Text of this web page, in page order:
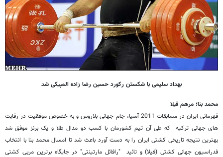
بهداد سلیمی با شکستن رکورد حسین رضا زاده المپیکی شد
محمد بنا؛ مرهم فیلا
قهرمانی ایران در مسابقات 2011 آسیا، جام جهانی بلاروس و به خصوص موفقیت در رقابت
های جهانی ترکیه که طی آن تیم کشورمان با کسب دو مدال طلا و یک برنز موفق شد
بهترین نتیجه تاریخی کشتی ایران را به دست آورد باعث شد تا امسال محمد بنا با انتخاب
فدراسیون جهانی کشتی (فیلا) و تائید "رافائل مارتینتی" در جایگاه برترین مربی کشتی